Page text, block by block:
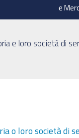
e
e loro società di
o loro società